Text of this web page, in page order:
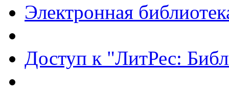
Электронная
Доступ к "ЛитРес: